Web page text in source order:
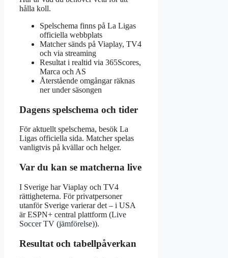
hålla koll.
Spelschema finns på La Ligas
officiella webbplats
Matcher sänds på Viaplay, TV4
och via streaming
Resultat i realtid via 365Scores,
Marca och AS
Återstående omgångar räknas
ner under säsongen
Dagens spelschema och tider
För aktuellt spelschema, besök La
Ligas officiella sida. Matcher spelas
vanligtvis på kvällar och helger.
Var du kan se matcherna live
I Sverige har Viaplay och TV4
rättigheterna. För privatpersoner
utanför Sverige varierar det – i USA
är ESPN+ central plattform (Live
Soccer TV (jämförelse)).
Resultat och tabellpåverkan